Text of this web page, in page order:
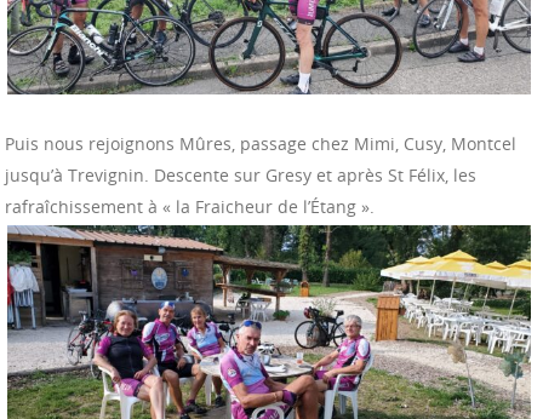
Puis nous rejoignons Mûres, passage chez Mimi, Cusy, Montcel
jusqu’à Trevignin. Descente sur Gresy et après St Félix, les
rafraîchissement à « la Fraicheur de l’Étang ».